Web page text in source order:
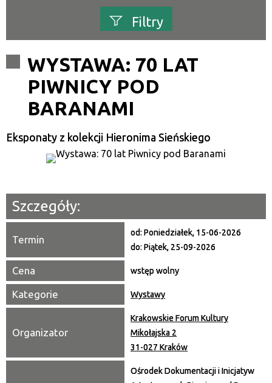
Filtry
Kategoria
Trwające w zakresie
—
Miejsce
Promowane
WYSTAWA: 70 LAT
PIWNICY POD
BARANAMI
Eksponaty z kolekcji Hieronima Sieńskiego
Szczegóły:
Termin
od: Poniedziałek, 15-06-2026
do: Piątek, 25-09-2026
Cena wstęp wolny
Kategorie Wystawy
Organizator
Krakowskie Forum Kultury
Mikołajska 2
31-027 Kraków
Ośrodek Dokumentacji i Inicjatyw